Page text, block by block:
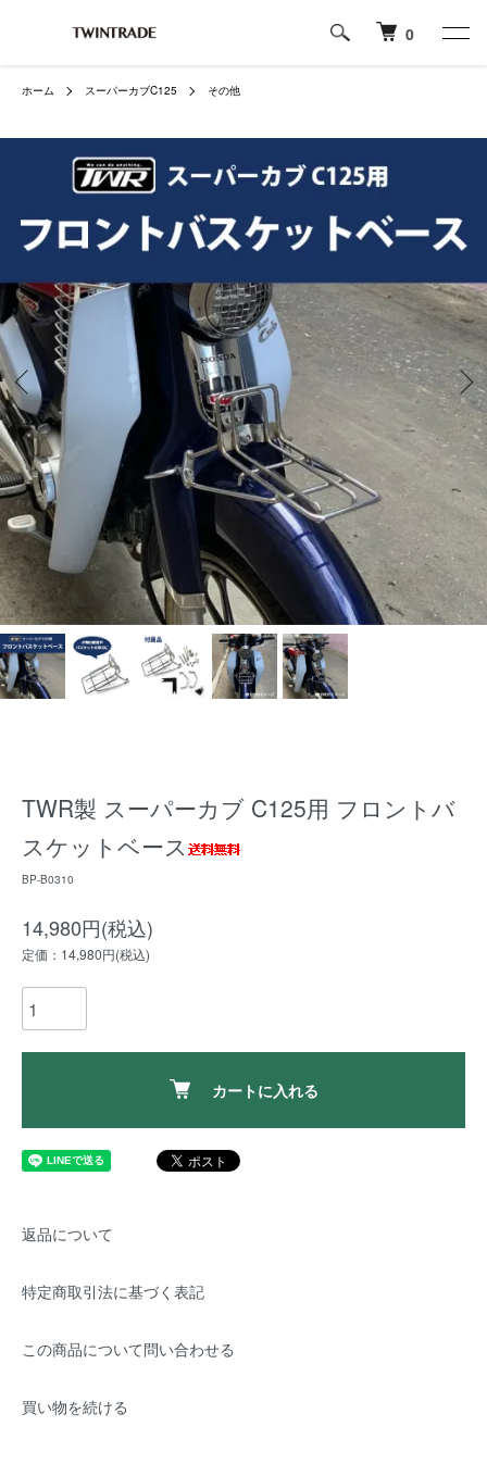
0
ホーム スーパーカブC125 その他
TWR製 スーパーカブ C125用 フロントバ
スケットベース
BP-B0310
14,980円(税込)
定価：14,980円(税込)
カートに入れる
返品について
特定商取引法に基づく表記
この商品について問い合わせる
買い物を続ける